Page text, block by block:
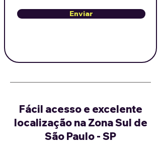
Enviar
Fácil acesso e excelente
localização na Zona Sul de
São Paulo - SP